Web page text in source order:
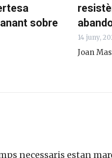
sobre
14 juny,
Joan
necessaris estan